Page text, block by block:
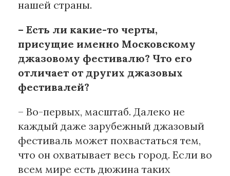
нашей страны.
– Есть ли какие-то черты,
присущие именно Московскому
джазовому фестивалю? Что его
отличает от других джазовых
фестивалей?
– Во-первых, масштаб. Далеко не
каждый даже зарубежный джазовый
фестиваль может похвастаться тем,
что он охватывает весь город. Если во
всем мире есть дюжина таких